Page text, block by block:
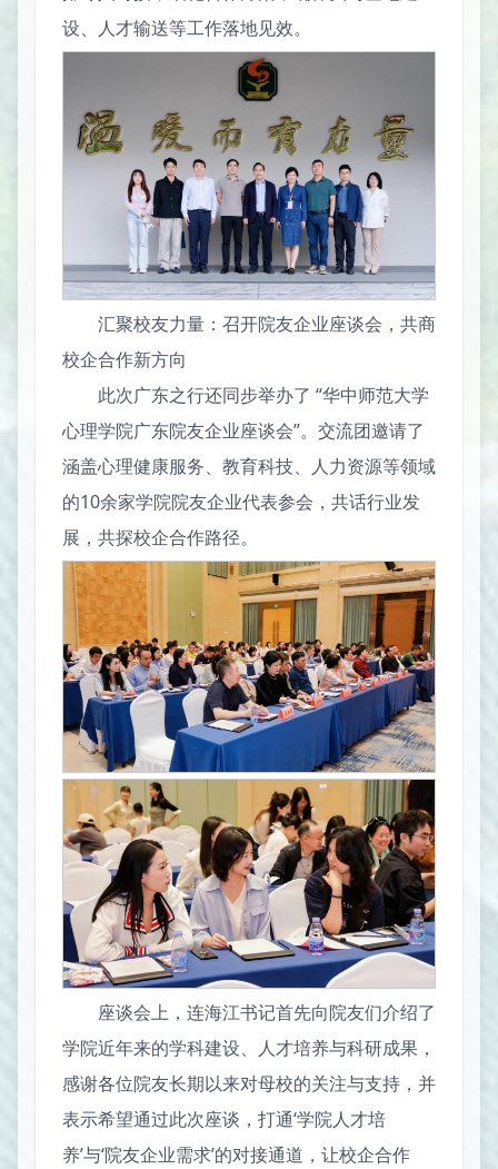
设、人才输送等工作落地见效。
汇聚校友力量：召开院友企业座谈会，共商
校企合作新方向
此次广东之行还同步举办了 “华中师范大学
心理学院广东院友企业座谈会”。交流团邀请了
涵盖心理健康服务、教育科技、人力资源等领域
的10余家学院院友企业代表参会，共话行业发
展，共探校企合作路径。
座谈会上，连海江书记首先向院友们介绍了
学院近年来的学科建设、人才培养与科研成果，
感谢各位院友长期以来对母校的关注与支持，并
表示希望通过此次座谈，打通‘学院人才培
养’与‘院友企业需求’的对接通道，让校企合作